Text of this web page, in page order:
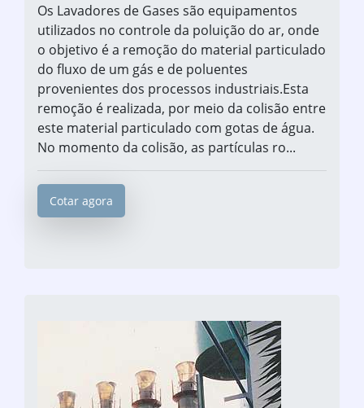
Os Lavadores de Gases são equipamentos
utilizados no controle da poluição do ar, onde
o objetivo é a remoção do material particulado
do fluxo de um gás e de poluentes
provenientes dos processos industriais.Esta
remoção é realizada, por meio da colisão entre
este material particulado com gotas de água.
No momento da colisão, as partículas ro...
Cotar agora